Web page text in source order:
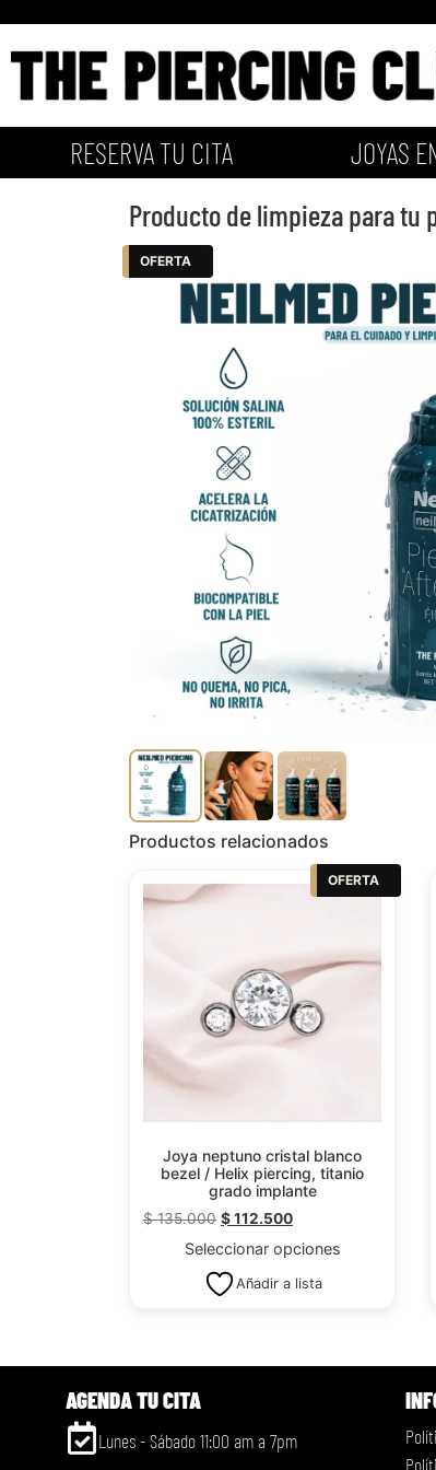
RESERVA TU CITA JOYAS
Producto de limpieza para
OFERTA
Productos relacionados
OFERTA
Joya neptuno cristal blanco
bezel / Helix piercing, titanio
grado implante
$135.000 $112.500
Seleccionar opciones
Añadir a lista
AGENDA TU CITA
Lunes - Sábado 11:00 am a 7pm